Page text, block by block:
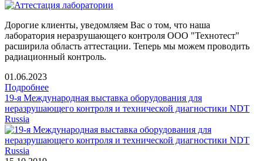
Дорогие клиенты, уведомляем Вас о том, что наша
лаборатория неразрушающего контроля ООО "Технотест"
расширила область аттестации. Теперь мы можем проводить
радиационный контроль.
01.06.2023
Подробнее
19-я Международная выставка оборудования для
неразрушающего контроля и технической диагностики NDT
Russia